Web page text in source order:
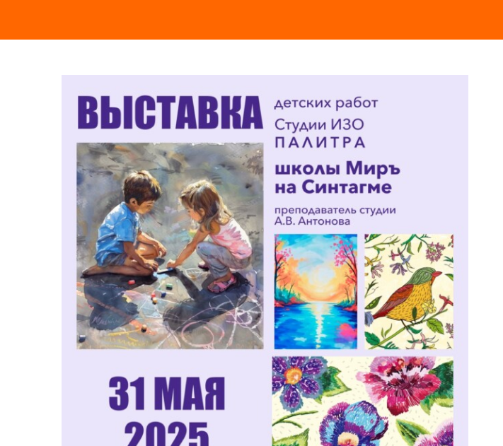
СЕРТИФИКАТ ТРКИ — ЭКЗАМЕННАЦИОННЫЙ ЦЕНТР
ФОТОГРАФИИ
ТЕАТР МИРОВОЙ